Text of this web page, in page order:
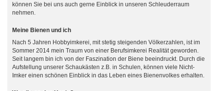
können Sie bei uns auch gerne Einblick in unseren Schleuderraum
nehmen.
Meine Bienen und ich
Nach 5 Jahren Hobbyimkerei, mit stetig steigenden Völkerzahlen, ist im
Sommer 2014 mein Traum von einer Berufsimkerei Realität geworden.
Seit langem bin ich von der Faszination der Biene beeindruckt. Durch die
Aufstellung unserer Schaukästen z.B. in Schulen, können viele Nicht-
Imker einen schönen Einblick in das Leben eines Bienenvolkes erhalten.